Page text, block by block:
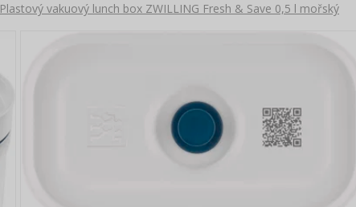
Plastový vakuový lunch box ZWILLING Fresh & Save 0,5 l mořský